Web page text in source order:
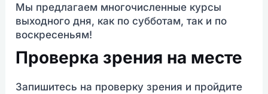
Мы предлагаем многочисленные курсы
выходного дня, как по субботам, так и по
воскресеньям!
Проверка зрения на месте
Запишитесь на проверку зрения и пройдите